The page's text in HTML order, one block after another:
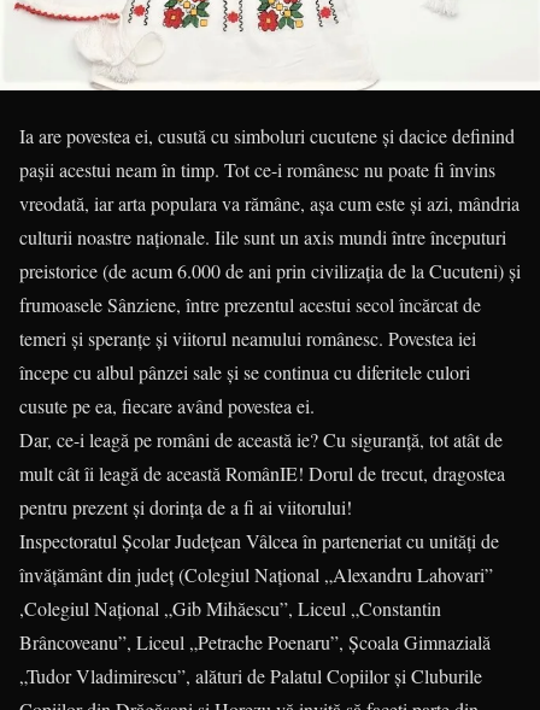
Ia are povestea ei, cusută cu simboluri cucutene și dacice definind
pașii acestui neam în timp. Tot ce-i românesc nu poate fi învins
vreodată, iar arta populara va rămâne, așa cum este și azi, mândria
culturii noastre naționale. Iile sunt un axis mundi între începuturi
preistorice (de acum 6.000 de ani prin civilizația de la Cucuteni) și
frumoasele Sânziene, între prezentul acestui secol încărcat de
temeri și speranțe și viitorul neamului românesc. Povestea iei
începe cu albul pânzei sale și se continua cu diferitele culori
cusute pe ea, fiecare având povestea ei.
Dar, ce-i leagă pe români de această ie? Cu siguranță, tot atât de
mult cât îi leagă de această RomânIE! Dorul de trecut, dragostea
pentru prezent și dorința de a fi ai viitorului!
Inspectoratul Școlar Județean Vâlcea în parteneriat cu unități de
învățământ din județ (Colegiul Național „Alexandru Lahovari”
,Colegiul Național „Gib Mihăescu”, Liceul „Constantin
Brâncoveanu”, Liceul „Petrache Poenaru”, Școala Gimnazială
„Tudor Vladimirescu”, alături de Palatul Copiilor și Cluburile